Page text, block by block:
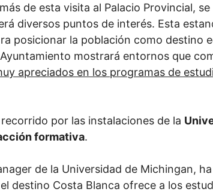
de esta visita al Palacio Provincial, se
diversos puntos de interés. Esta
posicionar la población como destino
mostrará entornos que
apreciados en los programas de
por las instalaciones de la
formativa.
de la Universidad de Michingan,
destino Costa Blanca ofrece a los